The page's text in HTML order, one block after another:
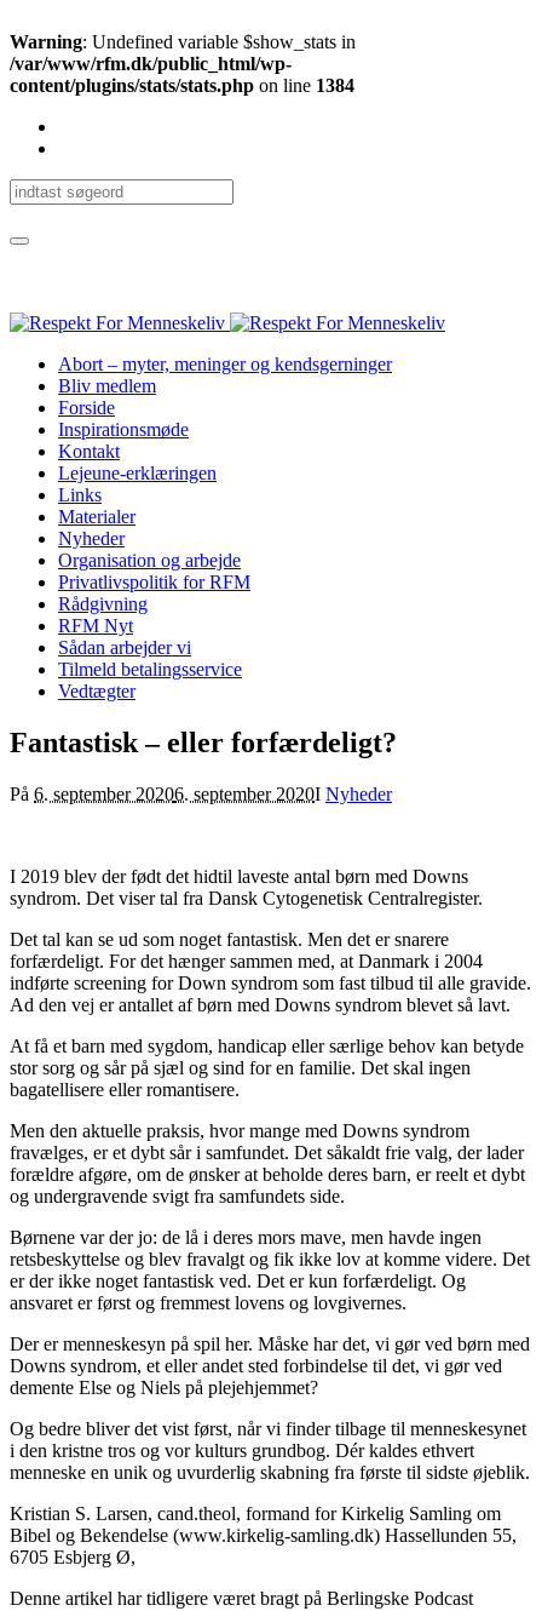
Warning: Undefined variable $show_stats in
/var/www/rfm.dk/public_html/wp-
content/plugins/stats/stats.php on line 1384
Abort – myter, meninger og kendsgerninger
Bliv medlem
Forside
Inspirationsmøde
Kontakt
Lejeune-erklæringen
Links
Materialer
Nyheder
Organisation og arbejde
Privatlivspolitik for RFM
Rådgivning
RFM Nyt
Sådan arbejder vi
Tilmeld betalingsservice
Vedtægter
Fantastisk – eller forfærdeligt?
På 6. september 20206. september 2020I Nyheder
I 2019 blev der født det hidtil laveste antal børn med Downs
syndrom. Det viser tal fra Dansk Cytogenetisk Centralregister.
Det tal kan se ud som noget fantastisk. Men det er snarere
forfærdeligt. For det hænger sammen med, at Danmark i 2004
indførte screening for Down syndrom som fast tilbud til alle gravide.
Ad den vej er antallet af børn med Downs syndrom blevet så lavt.
At få et barn med sygdom, handicap eller særlige behov kan betyde
stor sorg og sår på sjæl og sind for en familie. Det skal ingen
bagatellisere eller romantisere.
Men den aktuelle praksis, hvor mange med Downs syndrom
fravælges, er et dybt sår i samfundet. Det såkaldt frie valg, der lader
forældre afgøre, om de ønsker at beholde deres barn, er reelt et dybt
og undergravende svigt fra samfundets side.
Børnene var der jo: de lå i deres mors mave, men havde ingen
retsbeskyttelse og blev fravalgt og fik ikke lov at komme videre. Det
er der ikke noget fantastisk ved. Det er kun forfærdeligt. Og
ansvaret er først og fremmest lovens og lovgivernes.
Der er menneskesyn på spil her. Måske har det, vi gør ved børn med
Downs syndrom, et eller andet sted forbindelse til det, vi gør ved
demente Else og Niels på plejehjemmet?
Og bedre bliver det vist først, når vi finder tilbage til menneskesynet
i den kristne tros og vor kulturs grundbog. Dér kaldes ethvert
menneske en unik og uvurderlig skabning fra første til sidste øjeblik.
Kristian S. Larsen, cand.theol, formand for Kirkelig Samling om
Bibel og Bekendelse (www.kirkelig-samling.dk) Hassellunden 55,
6705 Esbjerg Ø,
Denne artikel har tidligere været bragt på Berlingske Podcast